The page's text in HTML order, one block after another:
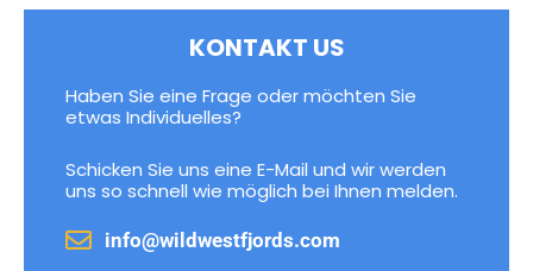
KONTAKT US
Haben Sie eine Frage oder möchten Sie
etwas Individuelles?
Schicken Sie uns eine E-Mail und wir werden
uns so schnell wie möglich bei Ihnen melden.
info@wildwestfjords.com